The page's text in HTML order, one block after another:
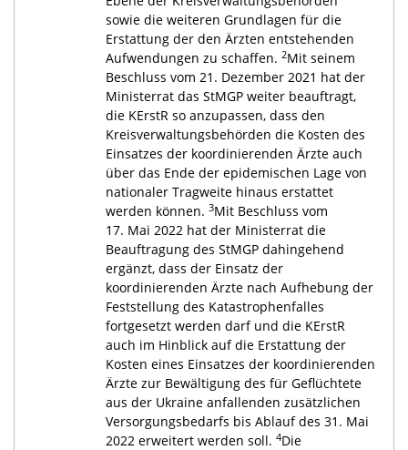
sowie die weiteren Grundlagen für die
Erstattung der den Ärzten entstehenden
Aufwendungen zu schaffen. 2Mit seinem
Beschluss vom 21. Dezember 2021 hat der
Ministerrat das StMGP weiter beauftragt,
die KErstR so anzupassen, dass den
Kreisverwaltungsbehörden die Kosten des
Einsatzes der koordinierenden Ärzte auch
über das Ende der epidemischen Lage von
nationaler Tragweite hinaus erstattet
werden können. 3Mit Beschluss vom
17. Mai 2022 hat der Ministerrat die
Beauftragung des StMGP dahingehend
ergänzt, dass der Einsatz der
koordinierenden Ärzte nach Aufhebung der
Feststellung des Katastrophenfalles
fortgesetzt werden darf und die KErstR
auch im Hinblick auf die Erstattung der
Kosten eines Einsatzes der koordinierenden
Ärzte zur Bewältigung des für Geflüchtete
aus der Ukraine anfallenden zusätzlichen
Versorgungsbedarfs bis Ablauf des 31. Mai
2022 erweitert werden soll. 4Die